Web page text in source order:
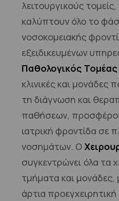
λειτουργικούς τομείς,
καλύπτουν όλο το
νοσοκομειακής
εξειδικευμένων
Παθολογικός Τομέας
κλινικές και μονάδες
τη διάγνωση και
παθήσεων,
ιατρική φροντίδα σε
νοσημάτων. Ο
συγκεντρώνει όλα τα
τμήματα και
άρτια προεγχειρητική